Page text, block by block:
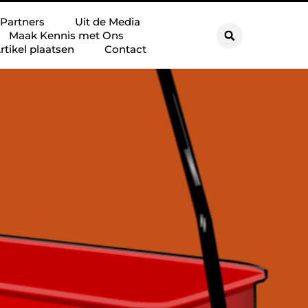
Partners
Uit de Media
Maak Kennis met Ons
plaatsen
Contact